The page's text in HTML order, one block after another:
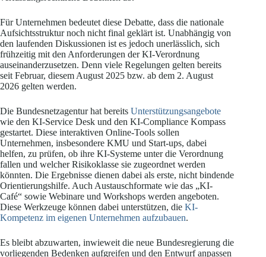
Für Unternehmen bedeutet diese Debatte, dass die nationale
Aufsichtsstruktur noch nicht final geklärt ist. Unabhängig von
den laufenden Diskussionen ist es jedoch unerlässlich, sich
frühzeitig mit den Anforderungen der KI-Verordnung
auseinanderzusetzen. Denn viele Regelungen gelten bereits
seit Februar, diesem August 2025 bzw. ab dem 2. August
2026 gelten werden.
Die Bundesnetzagentur hat bereits Unterstützungsangebote
wie den KI-Service Desk und den KI-Compliance Kompass
gestartet. Diese interaktiven Online-Tools sollen
Unternehmen, insbesondere KMU und Start-ups, dabei
helfen, zu prüfen, ob ihre KI-Systeme unter die Verordnung
fallen und welcher Risikoklasse sie zugeordnet werden
könnten. Die Ergebnisse dienen dabei als erste, nicht bindende
Orientierungshilfe. Auch Austauschformate wie das „KI-
Café“ sowie Webinare und Workshops werden angeboten.
Diese Werkzeuge können dabei unterstützen, die KI-
Kompetenz im eigenen Unternehmen aufzubauen.
Es bleibt abzuwarten, inwieweit die neue Bundesregierung die
vorliegenden Bedenken aufgreifen und den Entwurf anpassen